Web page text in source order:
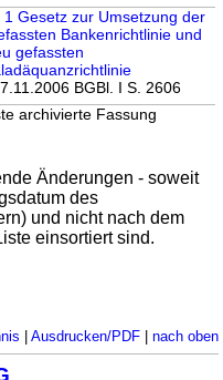
1 Gesetz zur Umsetzung der
Bankenrichtlinie und
gefassten
BGBl. I S. 2606
archivierte Fassung
Änderungen - soweit
des
und nicht nach dem
einsortiert sind.
| Ausdrucken/PDF| nach oben